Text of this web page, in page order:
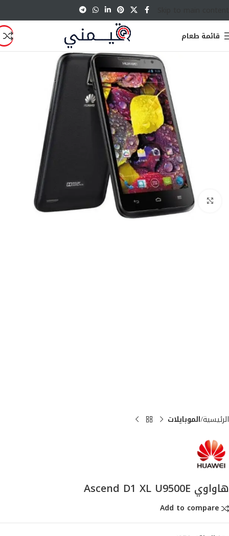
قائمة طعام
انقر للتكبير
الرئيسية الموبايلات
هاواوي Ascend D1 XL U9500E
Add to compare